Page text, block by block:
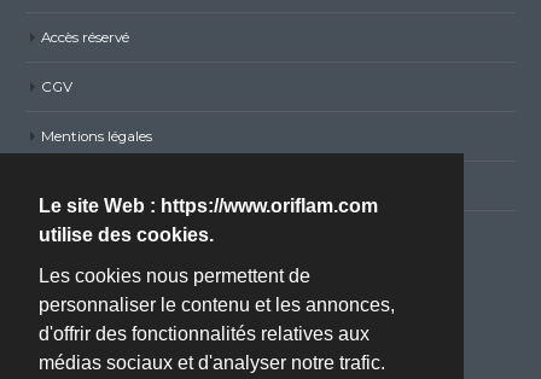
Le site Web : https://www.oriflam.com
utilise des cookies.
Les cookies nous permettent de
personnaliser le contenu et les annonces,
d'offrir des fonctionnalités relatives aux
médias sociaux et d'analyser notre trafic.
Accès réservé
CGV
Mentions légales
Nous contacter
Adresse :
ZA BOISSIERE - Avenue de l'Industrie - 34820 TEYRAN
(Montpellier, 34)